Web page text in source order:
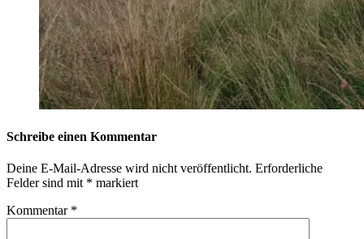
Schreibe einen Kommentar
Deine E-Mail-Adresse wird nicht veröffentlicht. Erforderliche
Felder sind mit * markiert
Kommentar *